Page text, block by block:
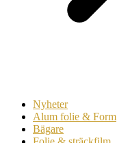
Nyheter
Alum folie & Form
Bägare